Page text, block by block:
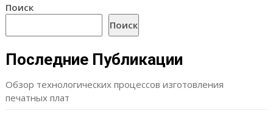
Поиск
Поиск
Последние Публикации
Обзор технологических процессов изготовления
печатных плат